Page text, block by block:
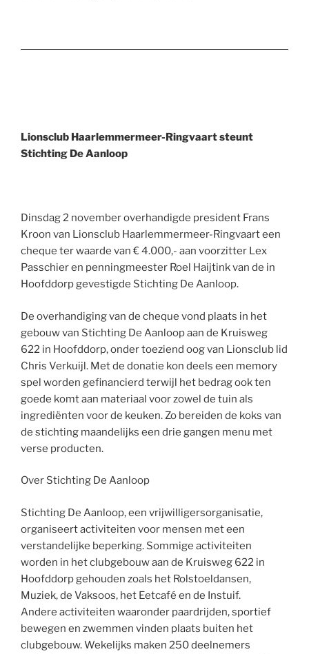
Lionsclub Haarlemmermeer-Ringvaart steunt
Stichting De Aanloop
Dinsdag 2 november overhandigde president Frans
Kroon van Lionsclub Haarlemmermeer-Ringvaart een
cheque ter waarde van € 4.000,- aan voorzitter Lex
Passchier en penningmeester Roel Haijtink van de in
Hoofddorp gevestigde Stichting De Aanloop.
De overhandiging van de cheque vond plaats in het
gebouw van Stichting De Aanloop aan de Kruisweg
622 in Hoofddorp, onder toeziend oog van Lionsclub lid
Chris Verkuijl. Met de donatie kon deels een memory
spel worden gefinancierd terwijl het bedrag ook ten
goede komt aan materiaal voor zowel de tuin als
ingrediënten voor de keuken. Zo bereiden de koks van
de stichting maandelijks een drie gangen menu met
verse producten.
Over Stichting De Aanloop
Stichting De Aanloop, een vrijwilligersorganisatie,
organiseert activiteiten voor mensen met een
verstandelijke beperking. Sommige activiteiten
worden in het clubgebouw aan de Kruisweg 622 in
Hoofddorp gehouden zoals het Rolstoeldansen,
Muziek, de Vaksoos, het Eetcafé en de Instuif.
Andere activiteiten waaronder paardrijden, sportief
bewegen en zwemmen vinden plaats buiten het
clubgebouw. Wekelijks maken 250 deelnemers